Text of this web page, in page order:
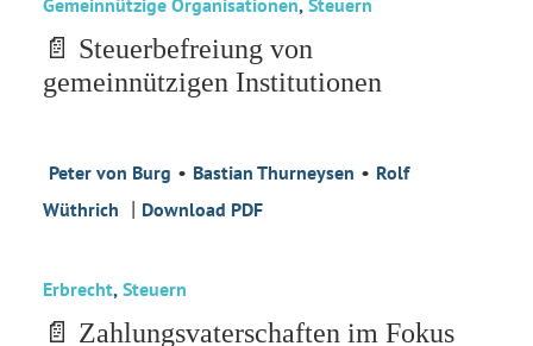
Gemeinnützige Organisationen, Steuern
📄 Steuerbefreiung von
gemeinnützigen Institutionen
Peter von Burg • Bastian Thurneysen • Rolf
Wüthrich | Download PDF
Erbrecht, Steuern
📄 Zahlungsvaterschaften im Fokus